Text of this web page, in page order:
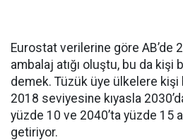
Eurostat verilerine göre AB’de
ambalaj atığı oluştu, bu da kişi
demek. Tüzük üye ülkelere kişi
2018 seviyesine kıyasla
yüzde 10 ve 2040’ta yüzde 15
getiriyor.